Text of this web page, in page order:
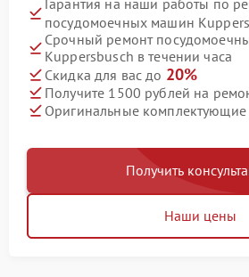
Гарантия на наши работы по
посудомоечных машин
Срочный ремонт
Kuppersbusch в течении часа
Скидка для вас до 20%
Получите 1500 рублей на
Оригинальные
Получить
Наши цены